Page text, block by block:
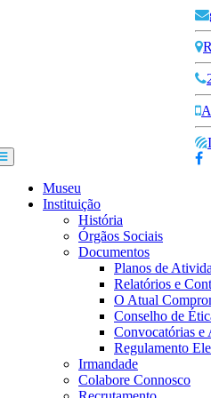
Museu
Instituição
História
Órgãos Sociais
Documentos
Planos de
Relatórios e
O Atual
Conselho de
Convocatórias e
Regulamento
Irmandade
Colabore Connosco